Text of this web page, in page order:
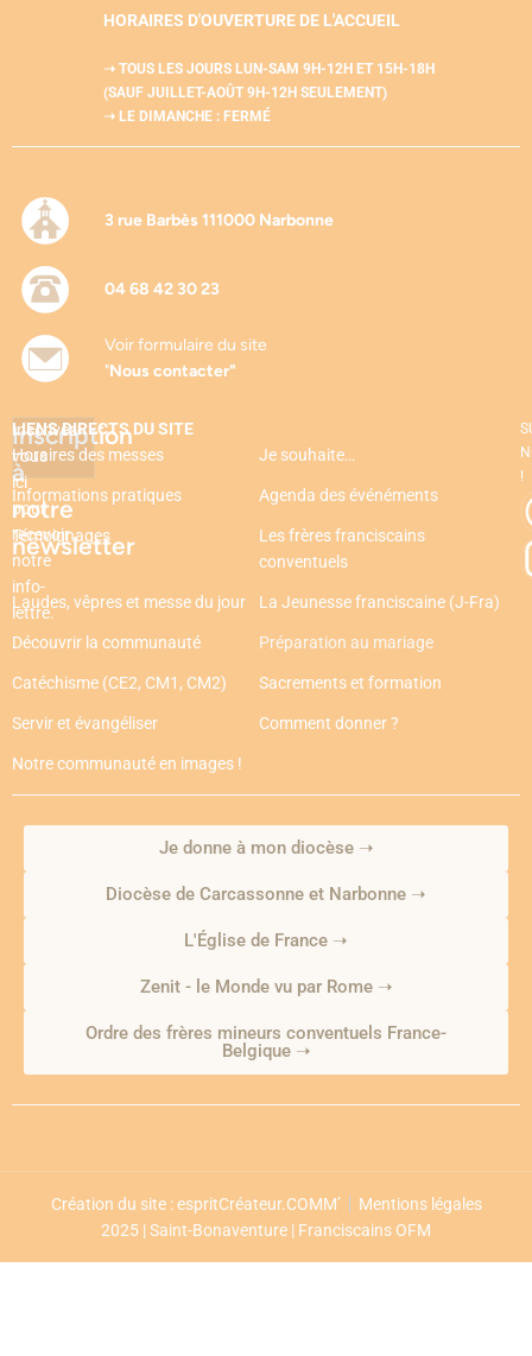
HORAIRES D'OUVERTURE DE L'ACCUEIL
➝ TOUS LES JOURS LUN-SAM 9H-12H ET 15H-18H
(SAUF JUILLET-AOÛT 9H-12H SEULEMENT)
➝ LE DIMANCHE : FERMÉ
3 rue Barbès 111000 Narbonne
04 68 42 30 23
Voir formulaire du site
"Nous contacter"
Inscription
à
notre
newsletter
Inscrivez-
vous
ici
pour
recevoir
notre
info-
lettre.
LIENS DIRECTS DU SITE
Horaires des messes
Je souhaite…
Informations pratiques Agenda des événéments
Témoignages
Les frères franciscains
conventuels
Laudes, vêpres et messe du jour La Jeunesse franciscaine (J-Fra)
Découvrir la communauté Préparation au mariage
Catéchisme (CE2, CM1, CM2) Sacrements et formation
Servir et évangéliser Comment donner ?
Notre communauté en images !
Je donne à mon diocèse ➝
Diocèse de Carcassonne et Narbonne ➝
L'Église de France ➝
Zenit - le Monde vu par Rome ➝
Ordre des frères mineurs conventuels France-
Belgique ➝
!
2025 | Saint-Bonaventure | Franciscains OFM
Création du site : espritCréateur.COMM’ Mentions légales